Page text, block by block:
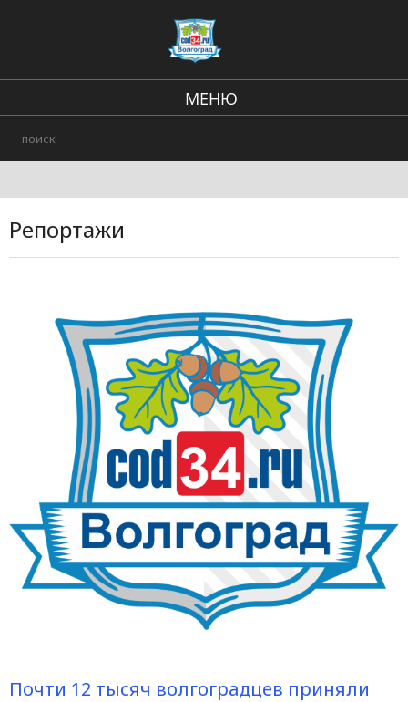
МЕНЮ
Репортажи
Почти 12 тысяч волгоградцев приняли